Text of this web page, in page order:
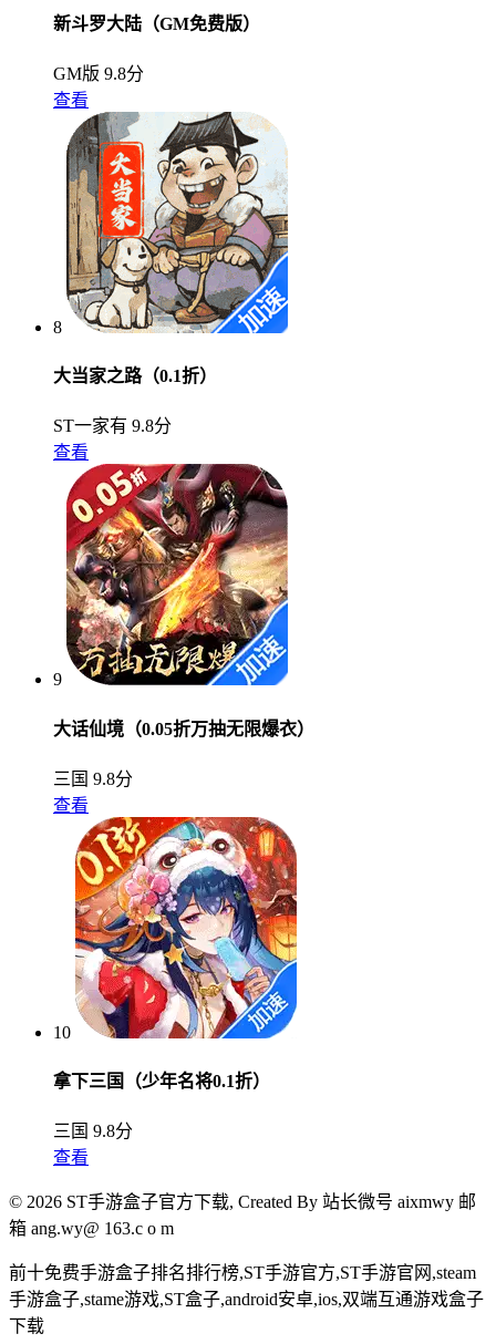
新斗罗大陆（GM免费版）
GM版 9.8分
查看
8
大当家之路（0.1折）
ST一家有 9.8分
查看
9
大话仙境（0.05折万抽无限爆衣）
三国 9.8分
查看
10
拿下三国（少年名将0.1折）
三国 9.8分
查看
© 2026 ST手游盒子官方下载, Created By 站长微号 aixmwy 邮
箱 ang.wy@ 163.c o m
前十免费手游盒子排名排行榜,ST手游官方,ST手游官网,steam
手游盒子,stame游戏,ST盒子,android安卓,ios,双端互通游戏盒子
下载